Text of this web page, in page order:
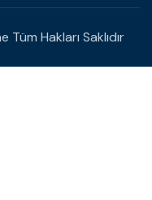
Hakları Saklıdır